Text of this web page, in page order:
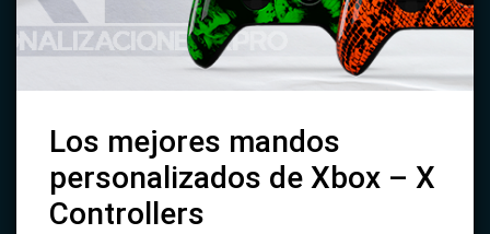
Los mejores mandos
personalizados de Xbox – X
Controllers